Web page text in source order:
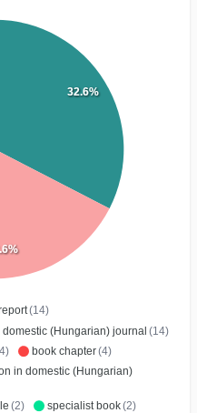
(14)
(Hungarian) journal (14)
book chapter(4)
in domestic (Hungarian)
(2) specialist book(2)
32.6%